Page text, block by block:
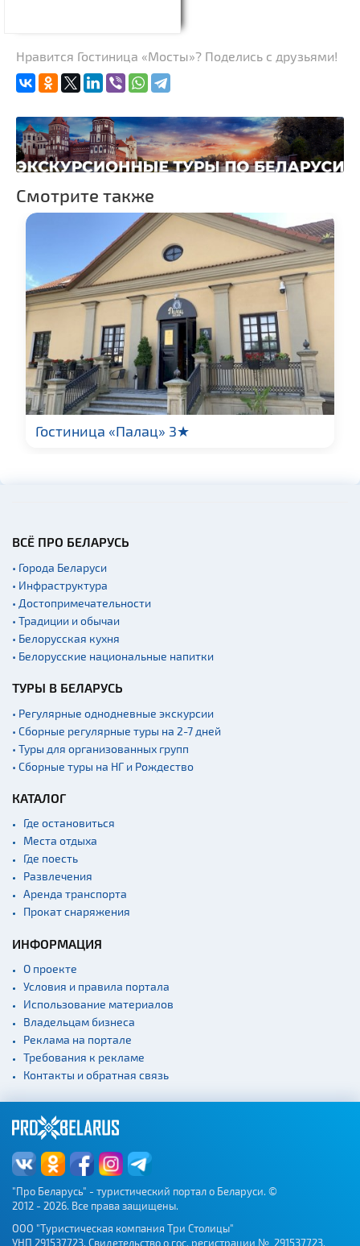
Нравится Гостиница «Мосты»? Поделись с друзьями!
Смотрите также
Гостиница «Палац» 3★
ВСЁ ПРО БЕЛАРУСЬ
• Города Беларуси
• Инфраструктура
• Достопримечательности
• Традиции и обычаи
• Белорусская кухня
• Белорусские национальные напитки
ТУРЫ В БЕЛАРУСЬ
• Регулярные однодневные экскурсии
• Сборные регулярные туры на 2-7 дней
• Туры для организованных групп
• Сборные туры на НГ и Рождество
КАТАЛОГ
Где остановиться
Места отдыха
Где поесть
Развлечения
Аренда транспорта
Прокат снаряжения
ИНФОРМАЦИЯ
О проекте
Условия и правила портала
Использование материалов
Владельцам бизнеса
Реклама на портале
Требования к рекламе
Контакты и обратная связь
"Про Беларусь" - туристический портал о Беларуси. ©
2012 - 2026. Все права защищены.
ООО "Туристическая компания Три Столицы"
УНП 291537723. Свидетельство о гос. регистрации № 291537723,